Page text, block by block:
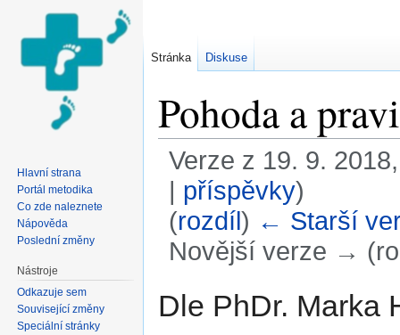
Pohoda a
Verze z 19. 9.
| příspěvky)
(rozdíl) ← Starší
Novější verze →
Dle PhDr. Marka
Stránka Diskuse
Hlavní strana
Portál metodika
Co zde naleznete
Nápověda
Poslední změny
Nástroje
Odkazuje sem
Související změny
Speciální stránky